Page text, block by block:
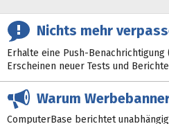
Nichts mehr
Erhalte eine Push-
Erscheinen neuer Tests und
Warum
ComputerBase berichtet